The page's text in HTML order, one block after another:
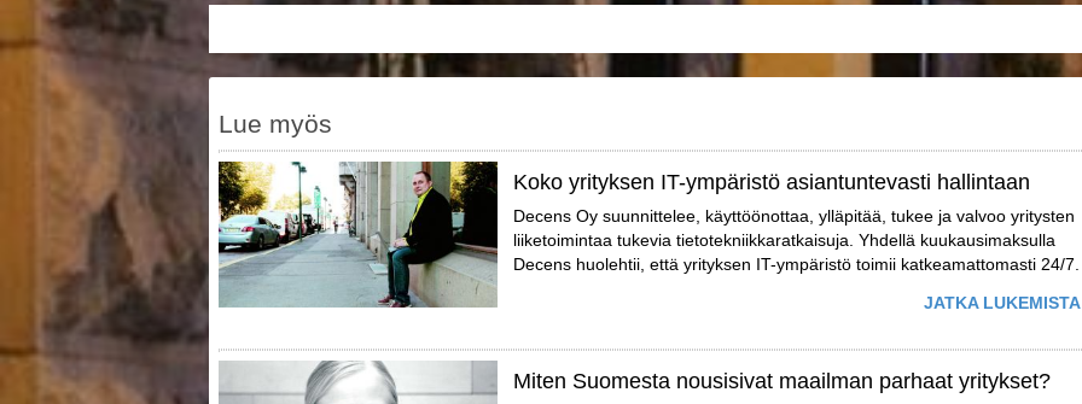
Lue myös
Koko yrityksen IT-ympäristö asiantuntevasti hallintaan
Decens Oy suunnittelee, käyttöönottaa, ylläpitää, tukee ja valvoo yritysten
liiketoimintaa tukevia tietotekniikkaratkaisuja. Yhdellä kuukausimaksulla
Decens huolehtii, että yrityksen IT-ympäristö toimii katkeamattomasti 24/7.
JATKA LUKEMISTA
Miten Suomesta nousisivat maailman parhaat yritykset?